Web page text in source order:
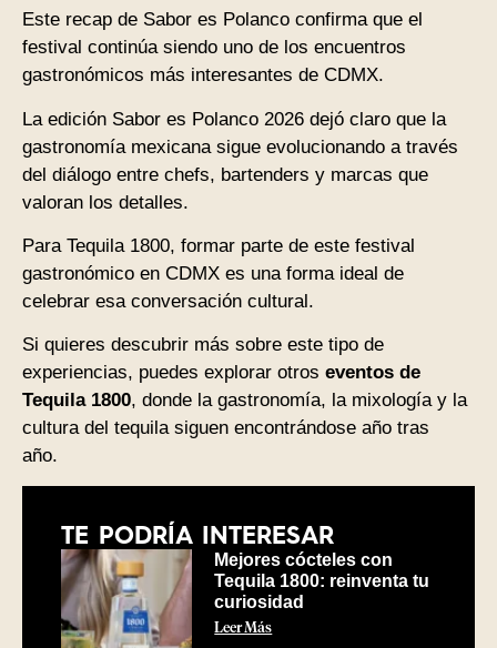
Este recap de Sabor es Polanco confirma que el
festival continúa siendo uno de los encuentros
gastronómicos más interesantes de CDMX.
La edición Sabor es Polanco 2026 dejó claro que la
gastronomía mexicana sigue evolucionando a través
del diálogo entre chefs, bartenders y marcas que
valoran los detalles.
Para Tequila 1800, formar parte de este festival
gastronómico en CDMX es una forma ideal de
celebrar esa conversación cultural.
Si quieres descubrir más sobre este tipo de
experiencias, puedes explorar otros eventos de
Tequila 1800, donde la gastronomía, la mixología y la
cultura del tequila siguen encontrándose año tras
año.
TE PODRÍA INTERESAR
Mejores cócteles con
Tequila 1800: reinventa tu
curiosidad
Leer Más